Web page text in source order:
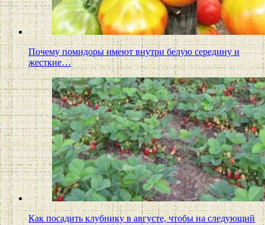
Почему помидоры имеют внутри белую середину и
жесткие…
Как посадить клубнику в августе, чтобы на следующий